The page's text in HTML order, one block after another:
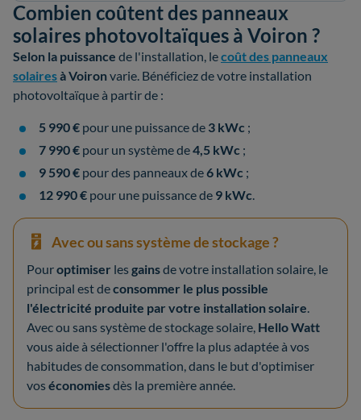
Combien coûtent des panneaux
solaires photovoltaïques à Voiron ?
Selon la puissance de l'installation, lecoût des panneaux
solairesà Voironvarie. Bénéficiez de votre installation
photovoltaïque à partir de :
5 990 € pour une puissance de 3 kWc ;
7 990 € pour un système de4,5 kWc ;
9 590 € pour des panneaux de6 kWc ;
12 990 € pour une puissance de 9 kWc.
Avec ou sans système de stockage ?
Pouroptimiser lesgainsde votre installation solaire, le
principal est deconsommer le plus possible
l'électricité produite par votre installation solaire.
Avec ou sans système de stockage solaire, Hello Watt
vous aide à sélectionner l'offre la plus adaptée à vos
habitudes de consommation, dans le but d'optimiser
voséconomiesdès la première année.